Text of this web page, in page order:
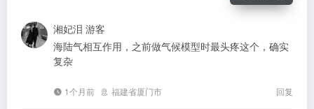
湘妃泪 游客
海陆气相互作用，之前做气候模型时最头疼这个，确实
复杂
1个月前 福建省厦门市 回复